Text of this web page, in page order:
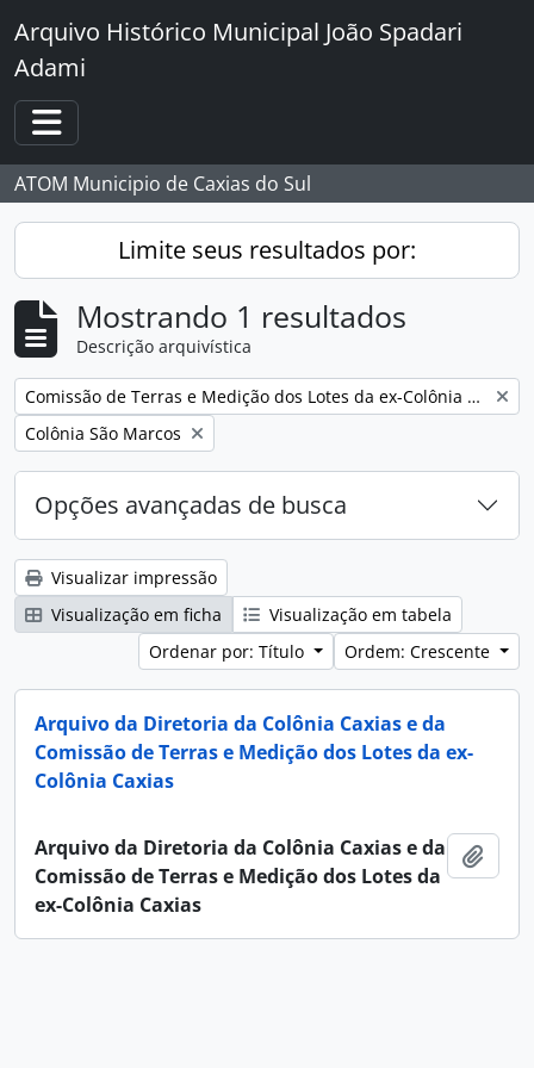
Skip to main content
Arquivo Histórico Municipal João Spadari
Adami
Toggle navigation
ATOM Municipio de Caxias do Sul
Limite seus resultados por:
Mostrando 1 resultados
Descrição arquivística
Remover filtro:
Comissão de Terras e Medição dos Lotes da ex-Colônia Caxias
Remover filtro:
Colônia São Marcos
Opções avançadas de busca
Visualizar impressão
Visualização em ficha
Visualização em tabela
Ordenar por: Título
Ordem: Crescente
Arquivo da Diretoria da Colônia Caxias e da
Comissão de Terras e Medição dos Lotes da ex-
Colônia Caxias
Arquivo da Diretoria da Colônia Caxias e da
Comissão de Terras e Medição dos Lotes da
ex-Colônia Caxias